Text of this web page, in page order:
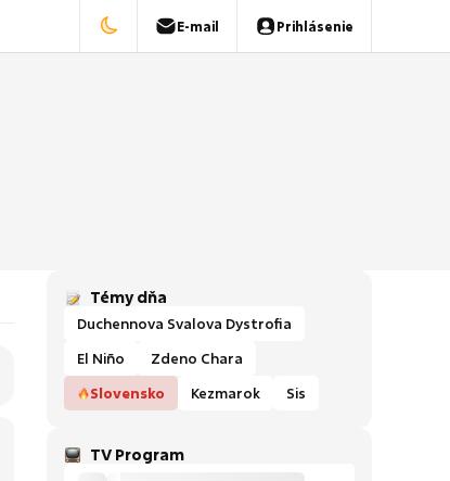
E-mail Prihlásenie
Témy dňa
Duchennova Svalova Dystrofia
El Niño
Zdeno Chara
Slovensko
Kezmarok Sis
TV Program